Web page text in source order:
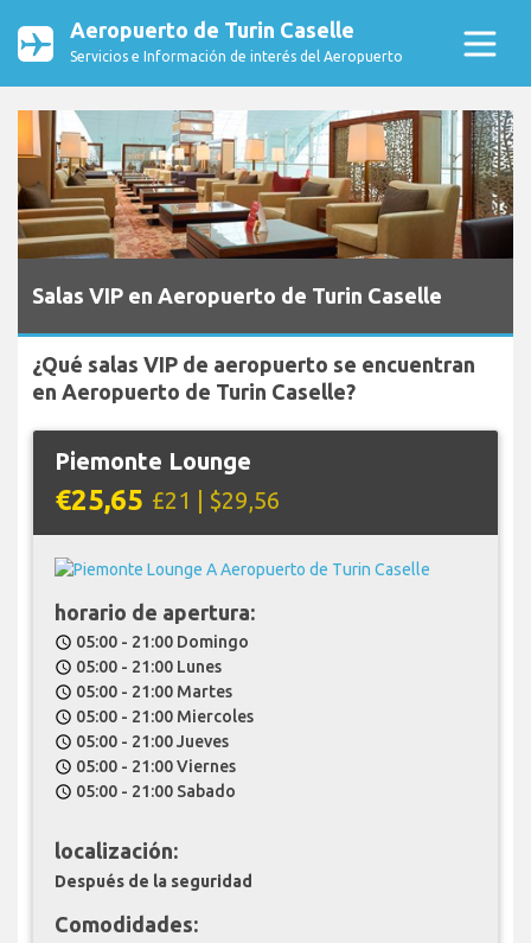
Aeropuerto de Turin Caselle
Servicios e Información de interés del Aeropuerto
Salas VIP en Aeropuerto de Turin Caselle
¿Qué salas VIP de aeropuerto se encuentran
en Aeropuerto de Turin Caselle?
Piemonte Lounge
€25,65 £21 | $29,56
horario de apertura:
schedule 05:00 - 21:00 Domingo
schedule 05:00 - 21:00 Lunes
schedule 05:00 - 21:00 Martes
schedule 05:00 - 21:00 Miercoles
schedule 05:00 - 21:00 Jueves
schedule 05:00 - 21:00 Viernes
schedule 05:00 - 21:00 Sabado
localización:
Después de la seguridad
Comodidades: